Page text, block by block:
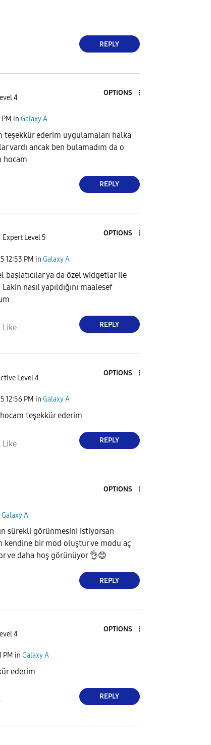
REPLY
4
OPTIONS
in Galaxy A
teşekkür ederim uygulamaları halka
vardı ancak ben bulamadım da o
hocam
REPLY
Expert Level 5
OPTIONS
12:53 PM in Galaxy A
başlatıcılar ya da özel widgetlar ile
Lakin nasıl yapıldığını maalesef
Like REPLY
Level 4
OPTIONS
12:56 PM in Galaxy A
teşekkür ederim
Like REPLY
OPTIONS
Galaxy A
sürekli görünmesini istiyorsan
kendine bir mod oluştur ve modu aç
ve daha hoş görünüyor 👌😊
REPLY
4
OPTIONS
PM in Galaxy A
ederim
REPLY